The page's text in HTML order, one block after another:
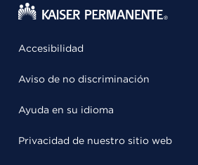
Accesibilidad
Aviso de no discriminación
Ayuda en su idioma
Privacidad de nuestro sitio web